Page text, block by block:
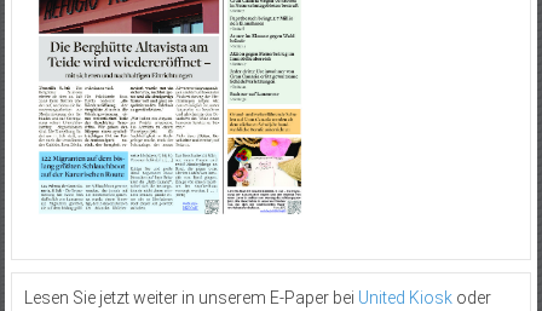
Lesen Sie jetzt weiter in unserem E-Paper bei United Kioskoder